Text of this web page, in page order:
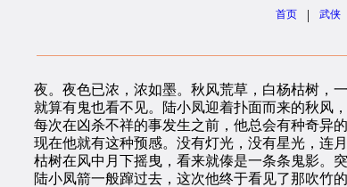
首页 | 武侠
夜。夜色已浓，浓如墨。秋风荒草，白杨枯树，一
就算有鬼也看不见。陆小凤迎着扑面而来的秋风，
每次在凶杀不祥的事发生之前，他总会有种奇异的
现在他就有这种预感。没有灯光，没有星光，连月
枯树在风中月下摇曳，看来就傣是一条条鬼影。突
陆小凤箭一般蹿过去，这次他终于看见了那吹竹的